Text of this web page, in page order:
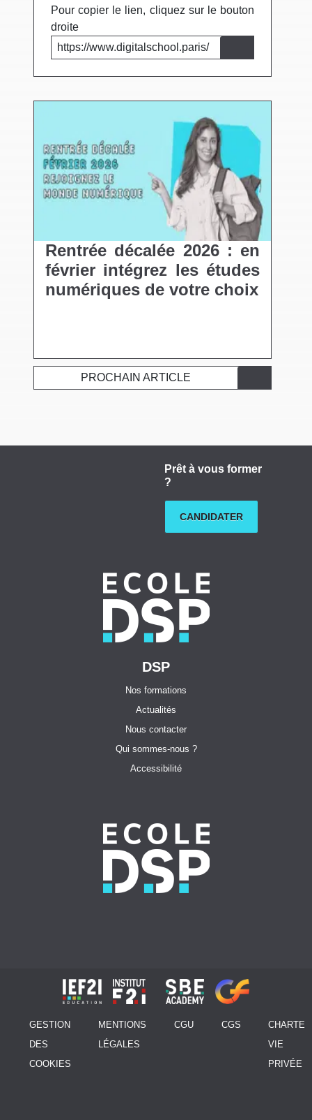
Pour copier le lien, cliquez sur le bouton
droite
https://www.digitalschool.paris/
Rentrée décalée 2026 : en
février intégrez les études
numériques de votre choix
PROCHAIN ARTICLE
Prêt à vous former
?
CANDIDATER
DSP
Nos formations
Actualités
Nous contacter
Qui sommes-nous ?
Accessibilité
GESTION
DES
COOKIES
MENTIONS
LÉGALES
CGU CGS
CHARTE
VIE
PRIVÉE